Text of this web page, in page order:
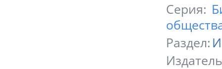
Серия:
Раздел: